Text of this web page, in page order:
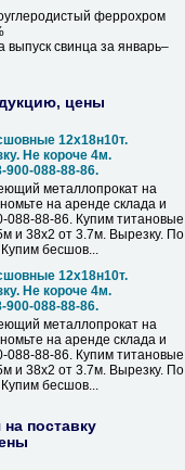
феррохром
выпуск свинца за январь–
цены
12х18н10т.
Не короче 4м.
088-88-86.
металлопрокат на
на аренде склада и
088-88-86. Купим титановые
и 38х2 от 3.7м. Вырезку. По
бесшов...
12х18н10т.
Не короче 4м.
088-88-86.
металлопрокат на
на аренде склада и
088-88-86. Купим титановые
и 38х2 от 3.7м. Вырезку. По
бесшов...
поставку